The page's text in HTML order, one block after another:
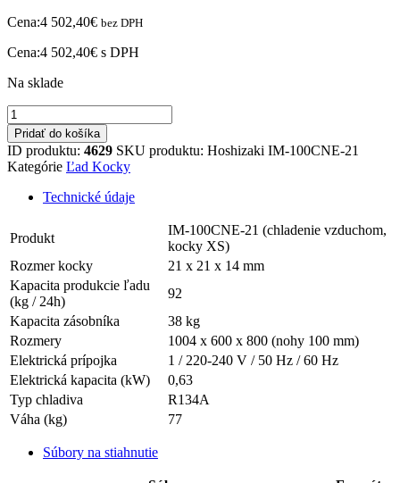
Cena:4 502,40€ bez DPH
Cena:4 502,40€ s DPH
Na sklade
množstvo
Hoshizaki
IM-
100CNE-
HC-
Pridať do košíka
ID produktu: 4629 SKU produktu: Hoshizaki IM-100CNE-21
Kategórie Ľad Kocky
Technické údaje
Produkt
IM-100CNE-21 (chladenie vzduchom,
kocky XS)
Rozmer kocky
21 x 21 x 14 mm
Kapacita produkcie ľadu
(kg / 24h)
92
Kapacita zásobníka
38 kg
Rozmery
1004 x 600 x 800 (nohy 100 mm)
Elektrická prípojka
1 / 220-240 V / 50 Hz / 60 Hz
Elektrická kapacita (kW)
0,63
Typ chladiva
R134A
Váha (kg)
77
Súbory na stiahnutie